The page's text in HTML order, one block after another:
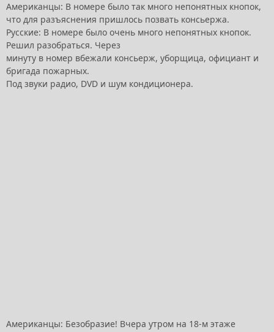
Американцы: В номере было так много непонятных кнопок,
что для разъяснения пришлось позвать консьержа.
Русские: В номере было очень много непонятных кнопок.
Решил разобраться. Через
минуту в номер вбежали консьерж, уборщица, официант и
бригада пожарных.
Под звуки радио, DVD и шум кондиционера.
Американцы: Безобразие! Вчера утром на 18-м этаже